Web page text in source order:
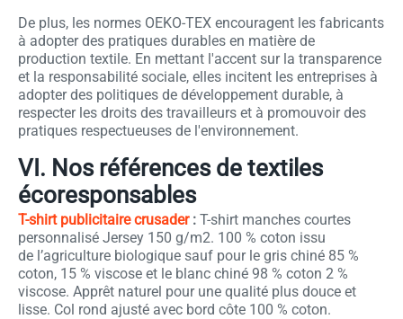
De plus, les normes OEKO-TEX encouragent les fabricants
à adopter des pratiques durables en matière de
production textile. En mettant l'accent sur la transparence
et la responsabilité sociale, elles incitent les entreprises à
adopter des politiques de développement durable, à
respecter les droits des travailleurs et à promouvoir des
pratiques respectueuses de l'environnement.
VI. Nos références de textiles
écoresponsables
T-shirt publicitaire crusader : T-shirt manches courtes
personnalisé Jersey 150 g/m2. 100 % coton issu
de l’agriculture biologique sauf pour le gris chiné 85 %
coton, 15 % viscose et le blanc chiné 98 % coton 2 %
viscose. Apprêt naturel pour une qualité plus douce et
lisse. Col rond ajusté avec bord côte 100 % coton.